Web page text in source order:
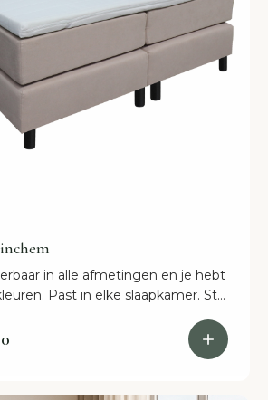
in alle afmetingen en je hebt
Past in elke slaapkamer. Stel